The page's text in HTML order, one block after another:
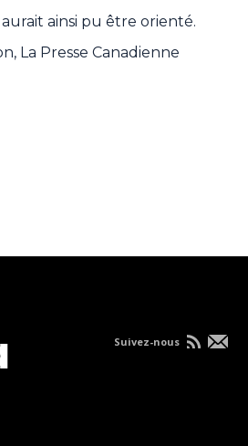
ainsi pu être orienté.
La Presse Canadienne
Suivez-nous